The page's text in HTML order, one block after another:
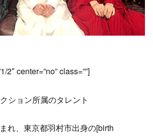
2″ center=”no” class=””]
ション所属のタレント
れ、東京都羽村市出身の[birth